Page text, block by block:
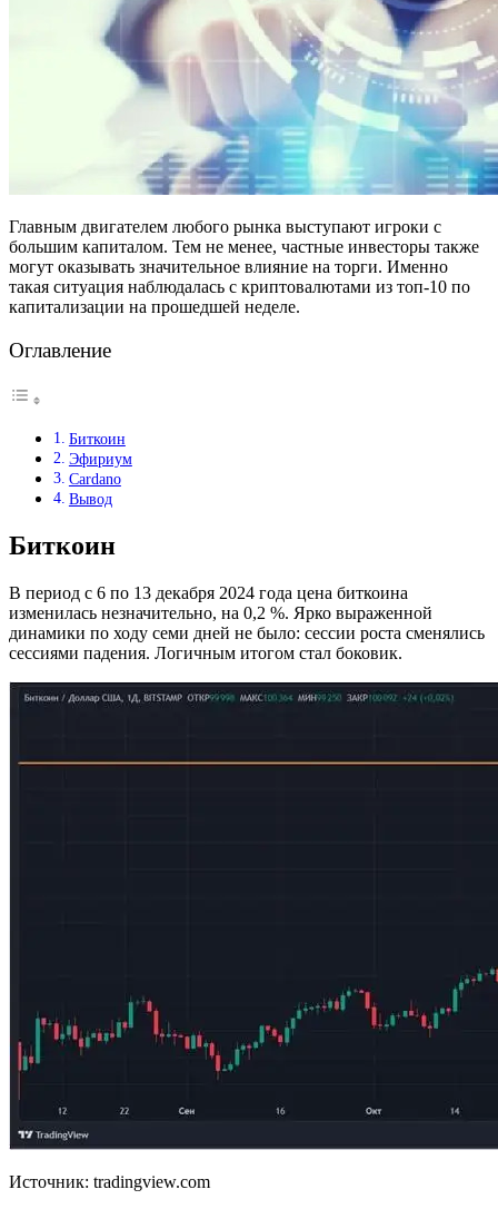
Главным двигателем любого рынка выступают игроки с
большим капиталом. Тем не менее, частные инвесторы также
могут оказывать значительное влияние на торги. Именно
такая ситуация наблюдалась с криптовалютами из топ-10 по
капитализации на прошедшей неделе.
Оглавление
Биткоин
Эфириум
Cardano
Вывод
Биткоин
В период с 6 по 13 декабря 2024 года цена биткоина
изменилась незначительно, на 0,2 %. Ярко выраженной
динамики по ходу семи дней не было: сессии роста сменялись
сессиями падения. Логичным итогом стал боковик.
Источник: tradingview.com